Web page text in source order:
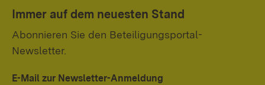
Immer auf dem neuesten Stand
Abonnieren Sie den Beteiligungsportal-
Newsletter.
E-Mail zur Newsletter-Anmeldung